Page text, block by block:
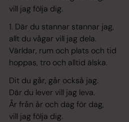
vill jag följa dig.
1. Där du stannar stannar jag,
allt du vågar vill jag dela.
Världar, rum och plats och tid
hoppas, tro och alltid älska.
Dit du går, går också jag.
Där du lever vill jag leva.
År från år och dag för dag,
vill jag följa dig.